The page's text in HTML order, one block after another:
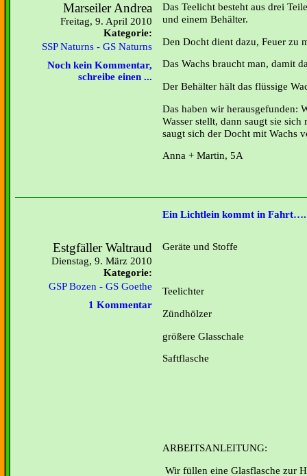
Marseiler Andrea
Freitag, 9. April 2010
Kategorie:
SSP Naturns - GS Naturns
Noch kein Kommentar,
schreibe einen ...
Das Teelicht besteht aus drei
und einem Behälter.
Den Docht dient dazu, Feuer zu
Das Wachs braucht man, damit
Der Behälter hält das flüssige
Das haben wir herausgefunden:
Wasser stellt, dann saugt sie
saugt sich der Docht mit Wachs
Anna + Martin, 5A
Ein Lichtlein kommt in Fahrt….
Estgfäller Waltraud
Dienstag, 9. März 2010
Kategorie:
GSP Bozen - GS Goethe
1 Kommentar
Geräte und Stoffe
Teelichter
Zündhölzer
größere Glasschale
Saftflasche
ARBEITSANLEITUNG:
Wir füllen eine Glasflasche zur